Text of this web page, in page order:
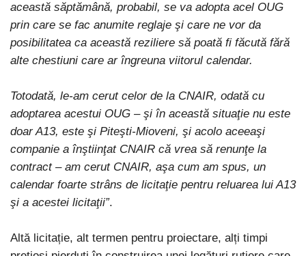
această săptămână, probabil, se va adopta acel OUG
prin care se fac anumite reglaje şi care ne vor da
posibilitatea ca această reziliere să poată fi făcută fără
alte chestiuni care ar îngreuna viitorul calendar.
Totodată, le-am cerut celor de la CNAIR, odată cu
adoptarea acestui OUG – şi în această situaţie nu este
doar A13, este şi Piteşti-Mioveni, şi acolo aceeaşi
companie a înştiinţat CNAIR că vrea să renunţe la
contract – am cerut CNAIR, aşa cum am spus, un
calendar foarte strâns de licitaţie pentru reluarea lui A13
şi a acestei licitaţii”.
Altă licitație, alt termen pentru proiectare, alți timpi